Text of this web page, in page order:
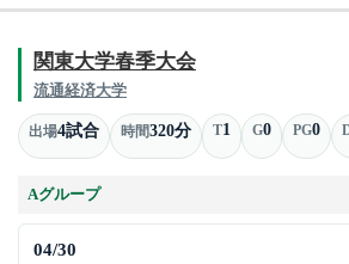
関東大学春季大会
流通経済大学
出場4試合 時間320分 T1 G0 PG0
Aグループ
04/30